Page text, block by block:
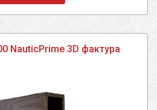
NauticPrime 3D фактура